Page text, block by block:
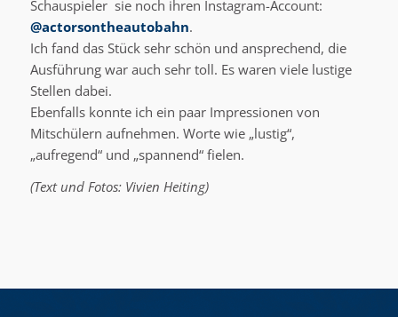
Schauspieler sie noch ihren Instagram-Account:
@actorsontheautobahn.
Ich fand das Stück sehr schön und ansprechend, die
Ausführung war auch sehr toll. Es waren viele lustige
Stellen dabei.
Ebenfalls konnte ich ein paar Impressionen von
Mitschülern aufnehmen. Worte wie „lustig“,
„aufregend“ und „spannend“ fielen.
(Text und Fotos: Vivien Heiting)